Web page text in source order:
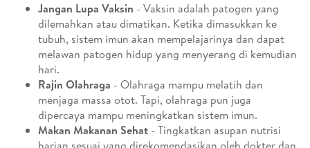
Jangan Lupa Vaksin - Vaksin adalah patogen yang
dilemahkan atau dimatikan. Ketika dimasukkan ke
tubuh, sistem imun akan mempelajarinya dan dapat
melawan patogen hidup yang menyerang di kemudian
hari.
Rajin Olahraga - Olahraga mampu melatih dan
menjaga massa otot. Tapi, olahraga pun juga
dipercaya mampu meningkatkan sistem imun.
Makan Makanan Sehat - Tingkatkan asupan nutrisi